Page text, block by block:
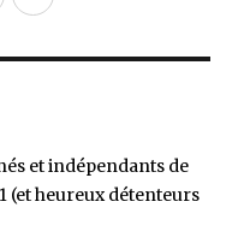
et indépendants de
(et heureux détenteurs